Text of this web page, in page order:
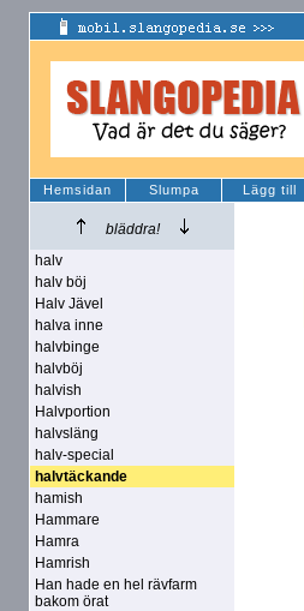
Hemsidan Slumpa Lägg till
bläddra!
halv
halv böj
Halv Jävel
halva inne
halvbinge
halvböj
halvish
Halvportion
halvsläng
halv-special
halvtäckande
hamish
Hammare
Hamra
Hamrish
Han hade en hel rävfarm
bakom örat